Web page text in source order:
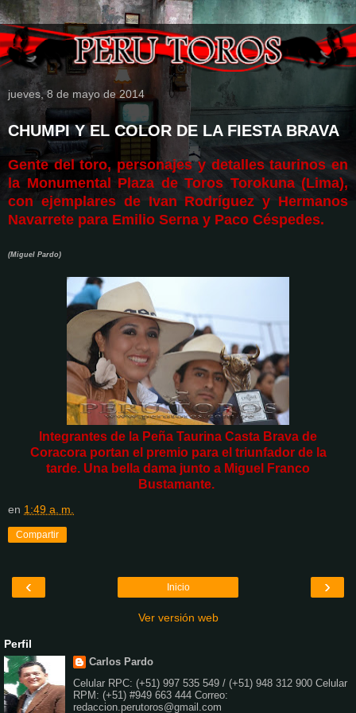
jueves, 8 de mayo de 2014
CHUMPI Y EL COLOR DE LA FIESTA BRAVA
Gente del toro, personajes y detalles taurinos en
la Monumental Plaza de Toros Torokuna (Lima),
con ejemplares de Ivan Rodríguez y Hermanos
Navarrete para Emilio Serna y Paco Céspedes.
(Miguel Pardo)
Integrantes de la Peña Taurina Casta Brava de
Coracora portan el premio para el triunfador de la
tarde. Una bella dama junto a Miguel Franco
Bustamante.
en 1:49 a. m.
Compartir
‹ ›
Inicio
Ver versión web
Perfil
Carlos Pardo
Celular RPC: (+51) 997 535 549 / (+51) 948 312 900 Celular
RPM: (+51) #949 663 444 Correo:
redaccion.perutoros@gmail.com